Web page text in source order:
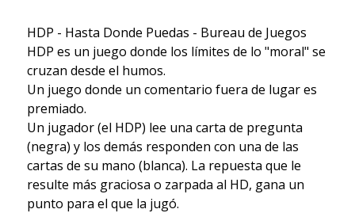
HDP - Hasta Donde Puedas - Bureau de Juegos
HDP es un juego donde los límites de lo "moral" se
cruzan desde el humos.
Un juego donde un comentario fuera de lugar es
premiado.
Un jugador (el HDP) lee una carta de pregunta
(negra) y los demás responden con una de las
cartas de su mano (blanca). La repuesta que le
resulte más graciosa o zarpada al HD, gana un
punto para el que la jugó.